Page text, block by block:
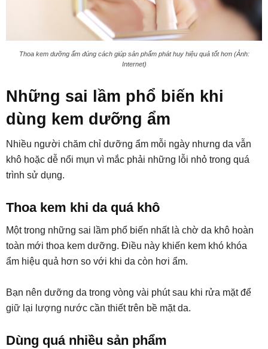
Thoa kem dưỡng ẩm đúng cách giúp sản phẩm phát huy hiệu quả tốt hơn (Ảnh:
Internet)
Những sai lầm phổ biến khi
dùng kem dưỡng ẩm
Nhiều người chăm chỉ dưỡng ẩm mỗi ngày nhưng da vẫn
khô hoặc dễ nổi mụn vì mắc phải những lỗi nhỏ trong quá
trình sử dụng.
Thoa kem khi da quá khô
Một trong những sai lầm phổ biến nhất là chờ da khô hoàn
toàn mới thoa kem dưỡng. Điều này khiến kem khó khóa
ẩm hiệu quả hơn so với khi da còn hơi ẩm.
Bạn nên dưỡng da trong vòng vài phút sau khi rửa mặt để
giữ lại lượng nước cần thiết trên bề mặt da.
Dùng quá nhiều sản phẩm